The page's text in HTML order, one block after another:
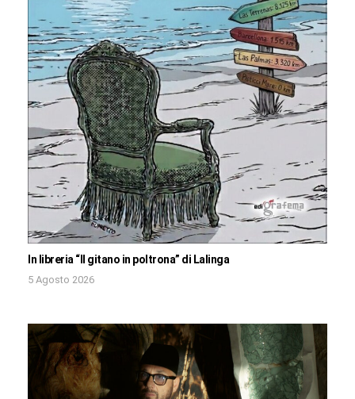
In libreria “Il gitano in poltrona” di Lalinga
5 Agosto 2026